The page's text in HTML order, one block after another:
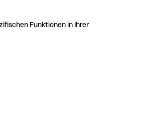
Funktionen in Ihrer